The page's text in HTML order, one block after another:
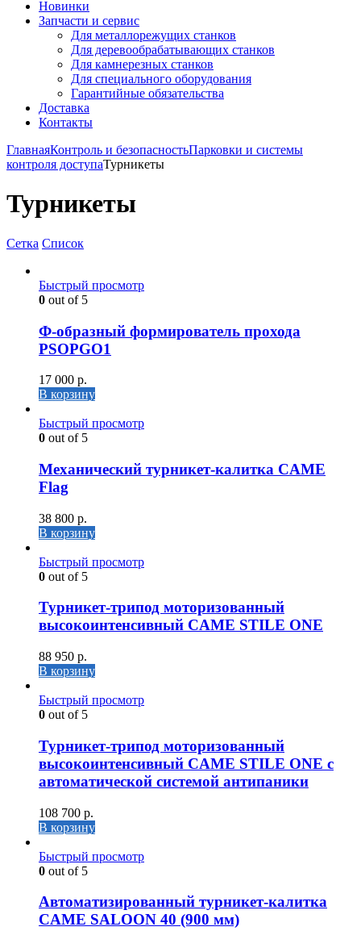
Новинки
Запчасти и сервис
Для металлорежущих станков
Для деревообрабатывающих станков
Для камнерезных станков
Для специального оборудования
Гарантийные обязательства
Доставка
Контакты
ГлавнаяКонтроль и безопасностьПарковки и системы
контроля доступаТурникеты
Турникеты
Сетка Список
Быстрый просмотр
0 out of 5
Ф-образный формирователь прохода
PSOPGO1
17 000 р.
В корзину
Быстрый просмотр
0 out of 5
Механический турникет-калитка CAME
Flag
38 800 р.
В корзину
Быстрый просмотр
0 out of 5
Турникет-трипод моторизованный
высокоинтенсивный CAME STILE ONE
88 950 р.
В корзину
Быстрый просмотр
0 out of 5
Турникет-трипод моторизованный
высокоинтенсивный CAME STILE ONE с
автоматической системой антипаники
108 700 р.
В корзину
Быстрый просмотр
0 out of 5
Автоматизированный турникет-калитка
CAME SALOON 40 (900 мм)